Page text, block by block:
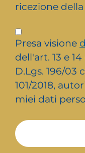
ricezione
Privacy
*
Presa visione
dell'art. 13 e
D.Lgs. 196/03
101/2018,
miei dati